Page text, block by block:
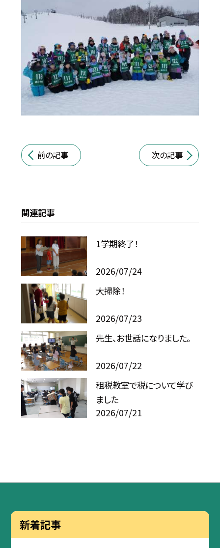
前の記事 次の記事
関連記事
1学期終了！
2026/07/24
大掃除！
2026/07/23
先生、お世話になりました。
2026/07/22
租税教室で税について学び
ました
2026/07/21
新着記事